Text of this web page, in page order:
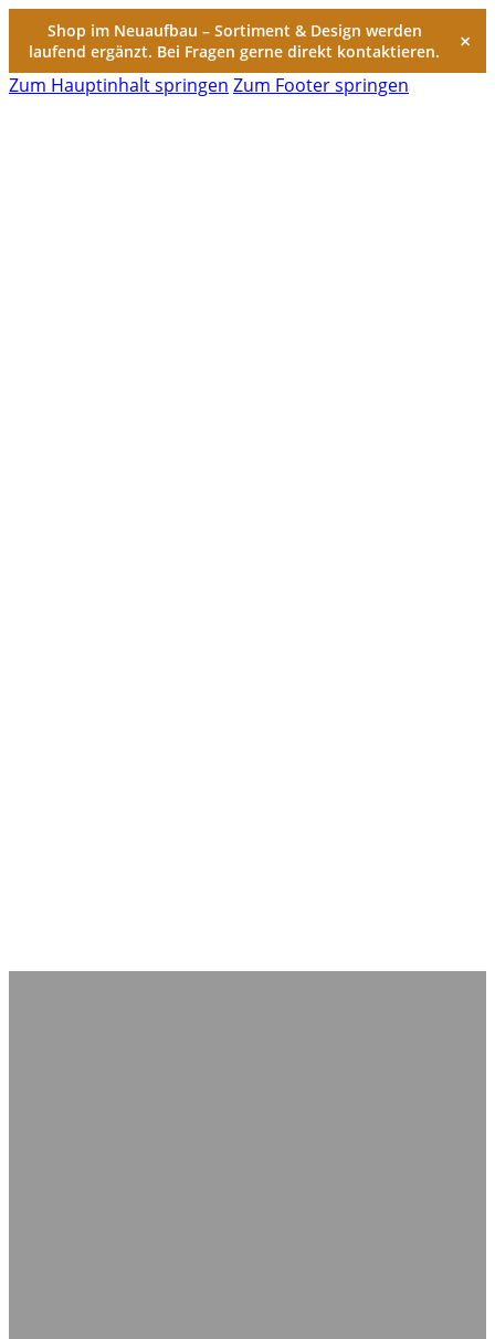
Shop im Neuaufbau – Sortiment & Design werden
laufend ergänzt. Bei Fragen gerne direkt kontaktieren.
×
Zum Hauptinhalt springen Zum Footer springen